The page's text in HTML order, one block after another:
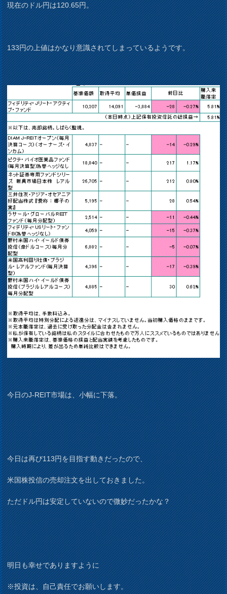
現在のドル円は120.65円。
133円の上値はかなり意識されてしまっているようです。
今日のJ-REIT市場は、小幅に下落。
今日は再び113円を目指す動きだったので、
米国株投信の売却注文を出しておきました。
ただドル円は安定していないので微妙だったかな？
明日も幸せでありますように
※投資は、自己責任でお願いします。